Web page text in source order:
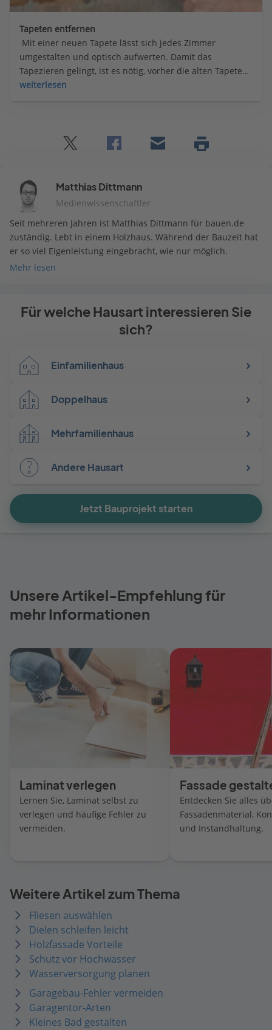
Tapeten entfernen
Mit einer neuen Tapete lässt sich jedes Zimmer
umgestalten und optisch aufwerten. Damit das
Tapezieren gelingt, ist es nötig, vorher die alten Tapeten
zu entfernen. So gelingt der Tapetenwechsel ohne
weiterlesen
Matthias Dittmann
Medienwissenschaftler
Seit mehreren Jahren ist Matthias Dittmann für bauen.de
zuständig. Lebt in einem Holzhaus. Während der Bauzeit hat
er so viel Eigenleistung eingebracht, wie nur möglich.
Mehr lesen
Für welche Hausart interessieren Sie
sich?
Einfamilienhaus
Doppelhaus
Mehrfamilienhaus
Andere Hausart
Jetzt Bauprojekt starten
Unsere Artikel-Empfehlung für
mehr Informationen
Laminat verlegen
Lernen Sie, Laminat selbst zu
verlegen und häufige Fehler zu
vermeiden.
Fassade
Entdecken Sie alles
Fassadenmaterial,
und Instandhaltung.
Weitere Artikel zum Thema
Fliesen auswählen
Dielen schleifen leicht
Holzfassade Vorteile
Schutz vor Hochwasser
Wasserversorgung planen
Garagebau-Fehler vermeiden
Garagentor-Arten
Kleines Bad gestalten